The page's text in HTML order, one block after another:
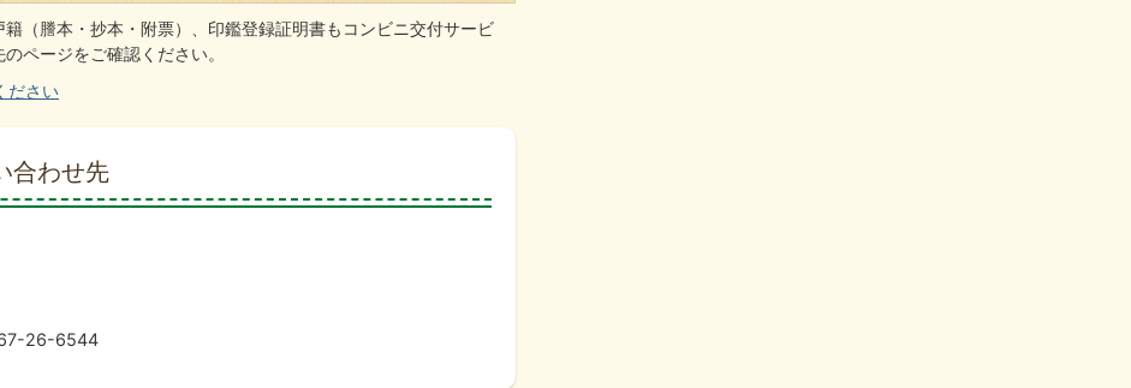
（謄本・抄本・附票）、印鑑登録証明書もコンビニ交付サービ
ページをご確認ください。
ださい
合わせ先
26-6544